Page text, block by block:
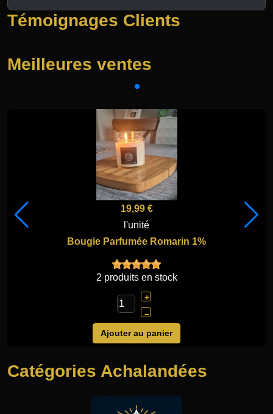
Témoignages Clients
Meilleures ventes
15,00 €
l'unité
Obélisque en Aventurine
2 produits en stock
+
–
Ajouter au panier
Catégories Achalandées